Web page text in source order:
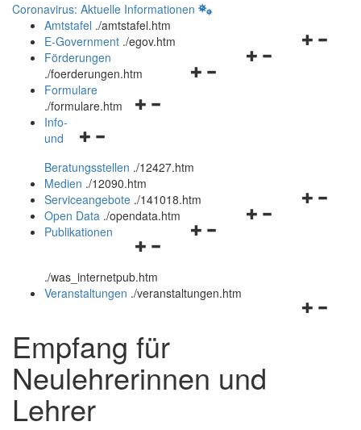
Coronavirus: Aktuelle Informationen
Amtstafel ./amtstafel.htm
Navigationsmenü
E-Government ./egov.htm
Navigationsmenü
Förderungen
./foerderungen.htm
Navigationsmenü
Formulare
./formulare.htm
Navigationsmenü
und
schließen
Info-
und
Beratungsstellen ./12427.htm
Medien ./12090.htm
Navigationsmenü
Serviceangebote ./141018.htm
Navigationsmenü
Open Data ./opendata.htm
Navigationsmenü
und
schließen
Publikationen
./was_internetpub.htm
Veranstaltungen ./veranstaltungen.htm
Empfang für
Neulehrerinnen und
Lehrer